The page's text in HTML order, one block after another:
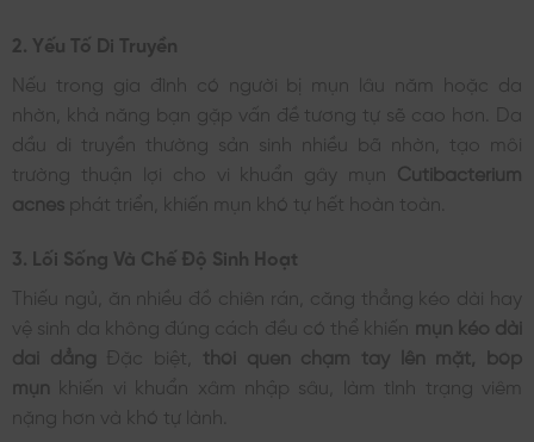
2. Yếu Tố Di Truyền
Nếu trong gia đình có người bị mụn lâu năm hoặc da
nhờn, khả năng bạn gặp vấn đề tương tự sẽ cao hơn. Da
dầu di truyền thường sản sinh nhiều bã nhờn, tạo môi
trường thuận lợi cho vi khuẩn gây mụn Cutibacterium
acnes
phát triển, khiến mụn khó tự hết hoàn toàn.
3. Lối Sống Và Chế Độ Sinh Hoạt
Thiếu ngủ, ăn nhiều đồ chiên rán, căng thẳng kéo dài hay
vệ sinh da không đúng cách đều có thể khiến mụn kéo dài
dai dẳng Đặc biệt, thói quen chạm tay lên mặt, bóp
mụn
khiến vi khuẩn xâm nhập sâu, làm tình trạng viêm
nặng hơn và khó tự lành.